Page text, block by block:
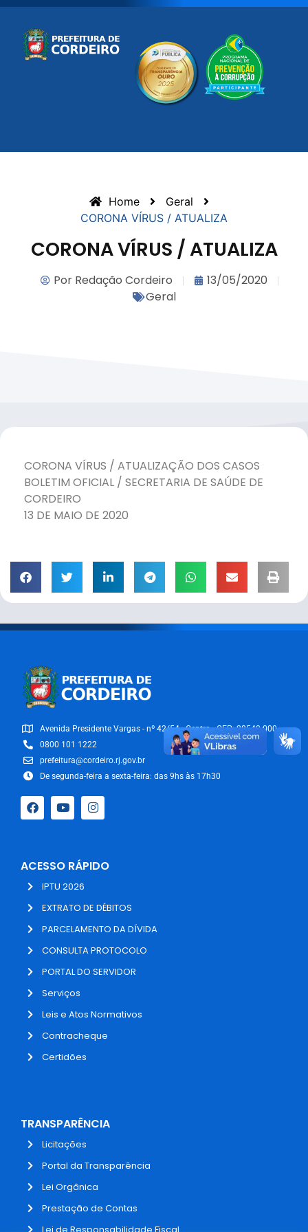
Home
Geral
CORONA VÍRUS / ATUALIZA
CORONA VÍRUS / ATUALIZA
PorRedação Cordeiro
13/05/2020
Geral
CORONA VÍRUS / ATUALIZAÇÃO DOS CASOS
BOLETIM OFICIAL / SECRETARIA DE SAÚDE DE
CORDEIRO
13 DE MAIO DE 2020
Avenida Presidente Vargas - nº 42/54 - Centro - CEP: 28540-000
0800 101 1222
prefeitura@cordeiro.rj.gov.br
De segunda-feira a sexta-feira: das 9hs às 17h30
ACESSO RÁPIDO
IPTU 2026
EXTRATO DE DÉBITOS
PARCELAMENTO DA DÍVIDA
CONSULTA PROTOCOLO
PORTAL DO SERVIDOR
Serviços
Leis e Atos Normativos
Contracheque
Certidões
TRANSPARÊNCIA
Licitações
Portal da Transparência
Lei Orgânica
Prestação de Contas
Lei de Responsabilidade Fiscal